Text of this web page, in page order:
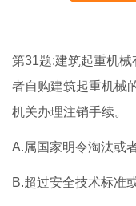
第31题:建筑起重机
者自购建筑起重机械
机关办理注销手续。
A.属国家明令淘汰或
B.超过安全技术标准